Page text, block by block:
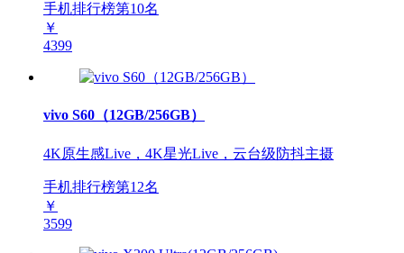
手机排行榜第10名
￥
4399
vivo S60（12GB/256GB）
4K原生感Live，4K星光Live，云台级防抖主摄
手机排行榜第12名
￥
3599